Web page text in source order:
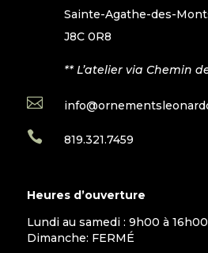
Sainte-Agathe-des-
J8C 0R8
** L’atelier via Chemin

 819.321.7459
Heures d’ouverture
Lundi au samedi : 9h00 à 16h00
Dimanche: FERMÉ